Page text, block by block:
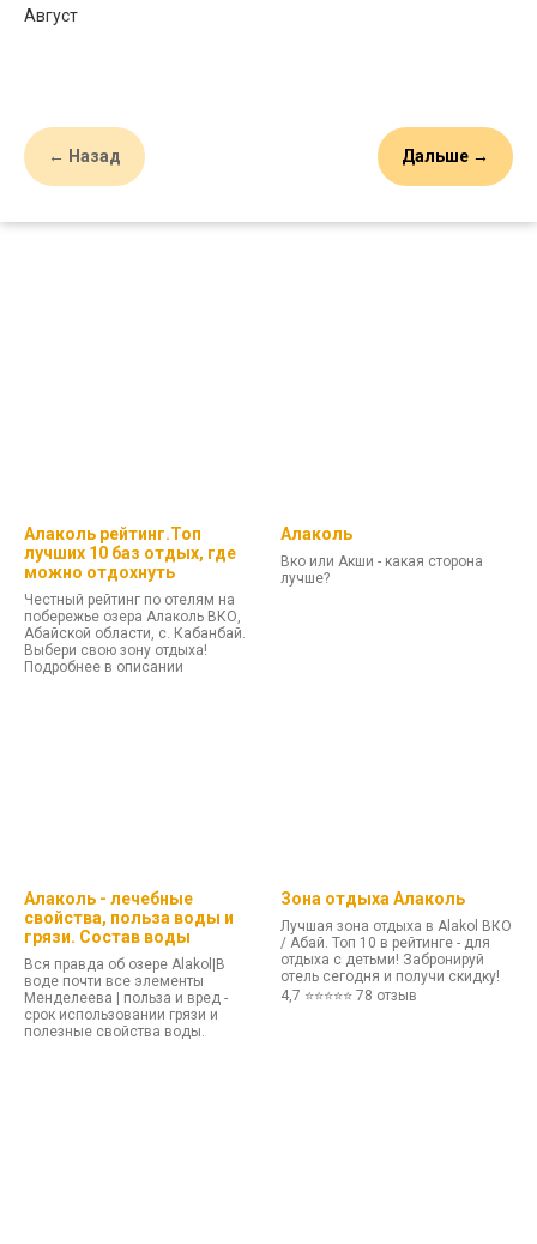
Август
← Назад Дальше →
Алаколь рейтинг.Топ
лучших 10 баз отдых, где
можно отдохнуть
Честный рейтинг по отелям на
побережье озера Алаколь ВКО,
Абайской области, с. Кабанбай.
Выбери свою зону отдыха!
Подробнее в описании
Алаколь
Вко или Акши - какая сторона
лучше?
Алаколь - лечебные
свойства, польза воды и
грязи. Состав воды
Вся правда об озере Alakol|В
воде почти все элементы
Менделеева | польза и вред -
срок использовании грязи и
полезные свойства воды.
Зона отдыха Алаколь
Лучшая зона отдыха в Alakol ВКО
/ Абай. Топ 10 в рейтинге - для
отдыха с детьми! Забронируй
отель сегодня и получи скидку!
4,7 ⭐⭐⭐⭐⭐ 78 отзыв